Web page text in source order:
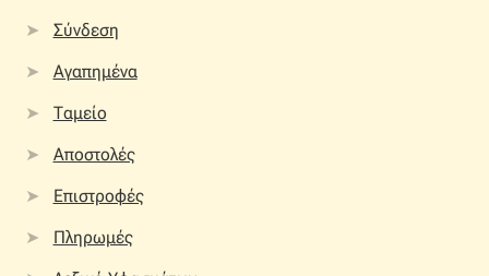
Σύνδεση
Αγαπημένα
Ταμείο
Αποστολές
Επιστροφές
Πληρωμές